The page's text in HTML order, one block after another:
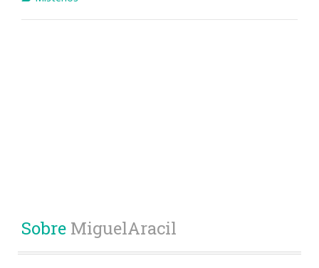
Sobre MiguelAracil